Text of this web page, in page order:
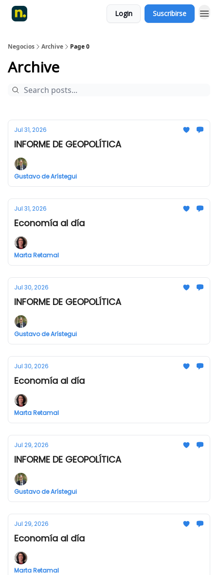
Login Suscribirse
Negocios Archive Page 0
Archive
Jul 31, 2026
INFORME DE GEOPOLÍTICA
Gustavo de Arístegui
Jul 31, 2026
Economía al día
Marta Retamal
Jul 30, 2026
INFORME DE GEOPOLÍTICA
Gustavo de Arístegui
Jul 30, 2026
Economía al día
Marta Retamal
Jul 29, 2026
INFORME DE GEOPOLÍTICA
Gustavo de Arístegui
Jul 29, 2026
Economía al día
Marta Retamal